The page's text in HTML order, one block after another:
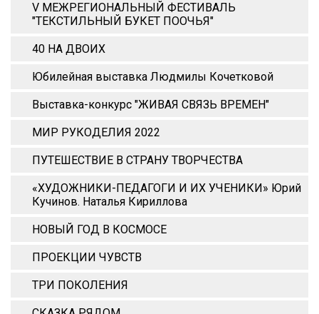
V МЕЖРЕГИОНАЛЬНЫЙ ФЕСТИВАЛЬ
"ТЕКСТИЛЬНЫЙ БУКЕТ ПООЧЬЯ"
40 НА ДВОИХ
Юбилейная выставка Людмилы Кочетковой
Выставка-конкурс "ЖИВАЯ СВЯЗЬ ВРЕМЕН"
МИР РУКОДЕЛИЯ 2022
ПУТЕШЕСТВИЕ В СТРАНУ ТВОРЧЕСТВА
«ХУДОЖНИКИ-ПЕДАГОГИ И ИХ УЧЕНИКИ» Юрий
Кучинов. Наталья Кириллова
НОВЫЙ ГОД В КОСМОСЕ
ПРОЕКЦИИ ЧУВСТВ
ТРИ ПОКОЛЕНИЯ